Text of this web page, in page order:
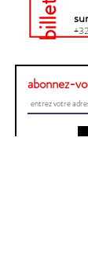
abonnez-